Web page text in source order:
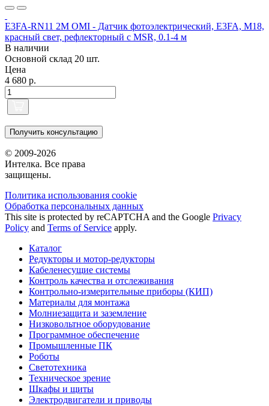
E3FA-RN11 2M OMI - Датчик фотоэлектрический, E3FA, M18,
красный свет, рефлекторный с MSR, 0.1-4 м
В наличии
Основной склад 20 шт.
Цена
4 680 р.
Получить консультацию
© 2009-2026
Интелка. Все права
защищены.
Политика использования сookie
Обработка персональных данных
This site is protected by reCAPTCHA and the Google Privacy
Policy and Terms of Service apply.
Каталог
Редукторы и мотор-редукторы
Кабеленесущие системы
Контроль качества и отслеживания
Контрольно-измерительные приборы (КИП)
Материалы для монтажа
Молниезащита и заземление
Низковольтное оборудование
Программное обеспечение
Промышленные ПК
Роботы
Светотехника
Техническое зрение
Шкафы и щиты
Электродвигатели и приводы